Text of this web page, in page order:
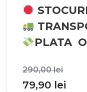
PLATA
290,00lei
79,90 lei